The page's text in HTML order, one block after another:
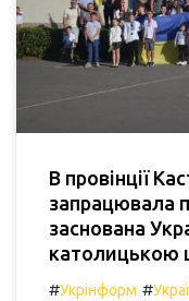
В провінції
запрацювала
заснована
католицькою
#Укрінформ #